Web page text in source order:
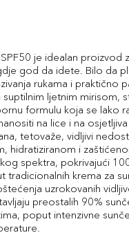
je idealan
god da idete. Bilo da
rukama i praktično
ljetnim mirisom,
formulu koja se lako
na lice i na
tetovaže, vidljivi
hidratiziranom i
spektra, pokrivajući
tradicionalnih krema za
uzrokovanih
preostalih 90%
poput intenzivne